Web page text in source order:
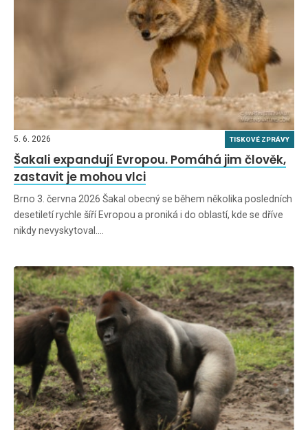
5. 6. 2026 TISKOVÉ ZPRÁVY
Šakali expandují Evropou. Pomáhá jim člověk,
zastavit je mohou vlci
Brno 3. června 2026 Šakal obecný se během několika posledních
desetiletí rychle šíří Evropou a proniká i do oblastí, kde se dříve
nikdy nevyskytoval.…